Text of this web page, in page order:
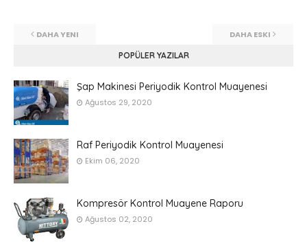
DAHA YENI DAHA ESKI
POPÜLER YAZILAR
Şap Makinesi Periyodik Kontrol Muayenesi
Ağustos 29, 2020
Raf Periyodik Kontrol Muayenesi
Ekim 06, 2020
Kompresör Kontrol Muayene Raporu
Ağustos 02, 2020